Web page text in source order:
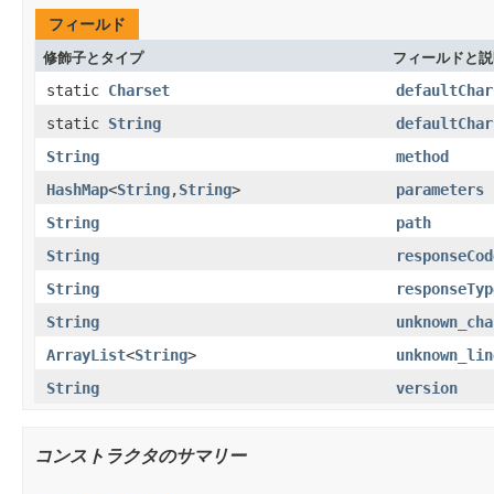
フィールド
修飾子とタイプ フィールドと
static Charset
static String
String
method
HashMap<String,String>
parameters
String
path
String
String
String
ArrayList<String>
String
version
コンストラクタのサマリー